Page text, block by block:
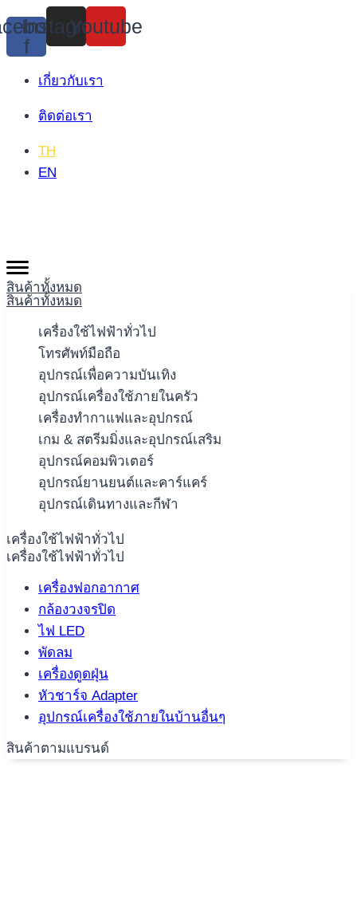
Skip
to
content
f
Instagram
Youtube
เกี่ยวกับเรา
ติดต่อเรา
TH
EN
สินค้าทั้งหมด
สินค้าทั้งหมด
เครื่องใช้ไฟฟ้าทั่วไป
โทรศัพท์มือถือ
อุปกรณ์เพื่อความบันเทิง
อุปกรณ์เครื่องใช้ภายในครัว
เครื่องทำกาแฟและอุปกรณ์
เกม & สตรีมมิ่งและอุปกรณ์เสริม
อุปกรณ์คอมพิวเตอร์
อุปกรณ์ยานยนต์และคาร์แคร์
อุปกรณ์เดินทางและกีฬา
เครื่องใช้ไฟฟ้าทั่วไป
เครื่องใช้ไฟฟ้าทั่วไป
เครื่องฟอกอากาศ
กล้องวงจรปิด
ไฟ LED
พัดลม
เครื่องดูดฝุ่น
หัวชาร์จ Adapter
อุปกรณ์เครื่องใช้ภายในบ้านอื่นๆ
สินค้าตามแบรนด์